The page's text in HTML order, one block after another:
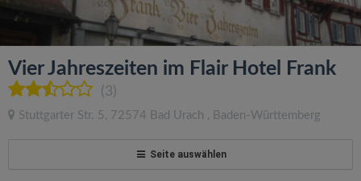
Vier Jahreszeiten im Flair Hotel Frank
(3)
Stuttgarter Str. 5 , 72574 Bad Urach , Baden-Württemberg
Seite auswählen
l
e